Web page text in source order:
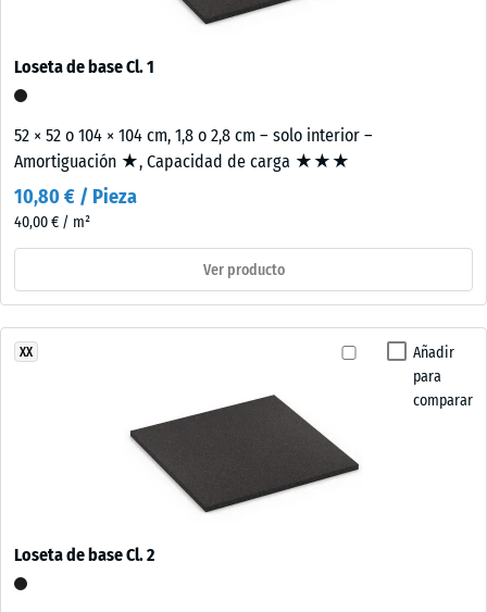
Loseta de base Cl. 1
52 × 52 o 104 × 104 cm, 1,8 o 2,8 cm – solo interior –
Amortiguación ★, Capacidad de carga ★★★
10,80 € / Pieza
40,00 € / m²
Ver producto
Añadir
para
comparar
XX
Loseta de base Cl. 2